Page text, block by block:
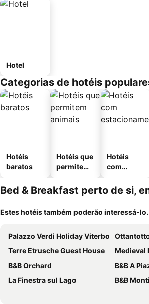
Hotel
Categorias de hotéis
Hotéis
baratos
Hotéis que
permitem
Hotéis
com
mento
Bed & Breakfast perto de si,
Estes hotéis também poderão interessá-
Palazzo Verdi Holiday Viterbo
Terre Etrusche Guest House
Medieval
B&B Orchard
B&B A
La Finestra sul Lago
B&B